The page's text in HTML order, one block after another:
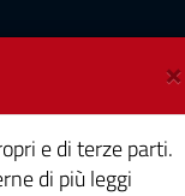
×
e di terze parti.
di più leggi